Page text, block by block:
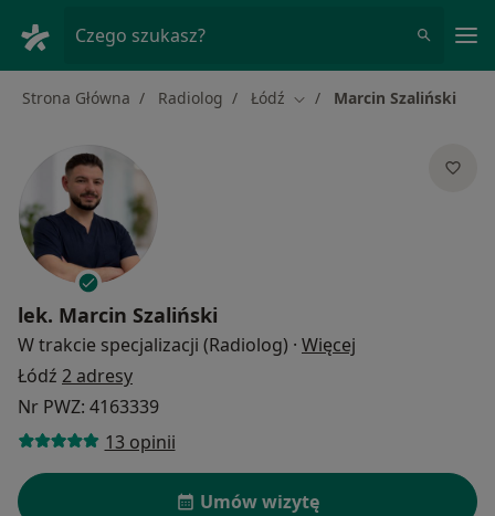
Czego szukasz?
Strona Główna Radiolog Łódź Zmień miasto
Marcin Szaliński
lek. Marcin Szaliński
W trakcie specjalizacji (Radiolog) · Więcej
Łódź 2 adresy
Nr PWZ: 4163339
13 opinii
Umów wizytę